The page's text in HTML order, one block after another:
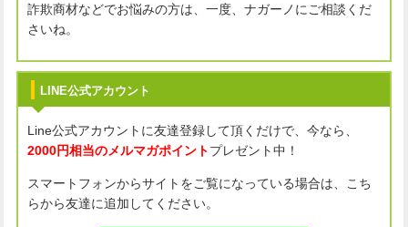
詐欺商材などでお悩みの方は、一度、ナガーノにご相談くだ
さいね。
LINE公式アカウント
Line公式アカウントに友達登録して頂くだけで、今なら、
2000円相当のメルマガポイント プレゼント中！
スマートフォンからサイトをご覧になっている場合は、こち
らから友達に追加してください。